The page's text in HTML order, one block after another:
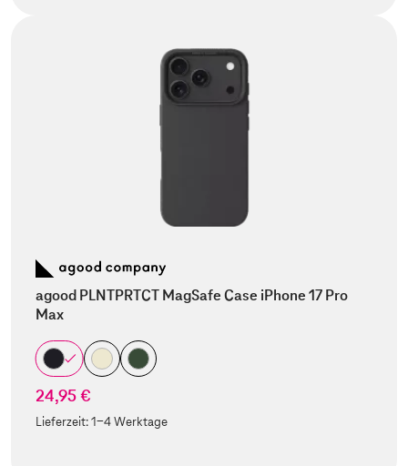
agood PLNTPRTCT MagSafe Case iPhone 17 Pro
Max
24,95 €
Lieferzeit:1-4 Werktage